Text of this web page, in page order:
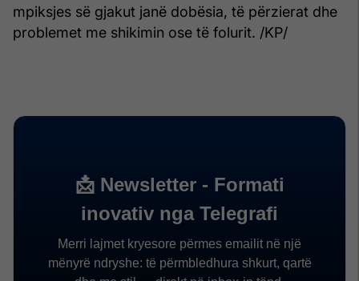
mpiksjes së gjakut janë dobësia, të përzierat dhe
problemet me shikimin ose të folurit. /KP/